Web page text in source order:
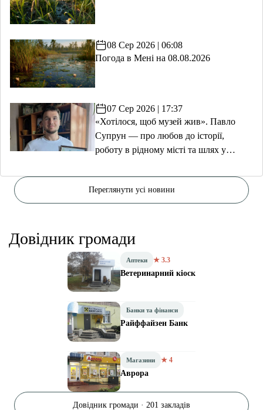
08 Сер 2026 | 06:08
Погода в Мені на 08.08.2026
07 Сер 2026 | 17:37
«Хотілося, щоб музей жив». Павло
Супрун — про любов до історії,
роботу в рідному місті та шлях у
Переглянути усі новини
Довідник громади
Аптеки ★ 3.3
Ветеринарний кіоск
Банки та фінанси
Райффайзен Банк
Магазини ★ 4
Аврора
Довідник громади · 201 закладів